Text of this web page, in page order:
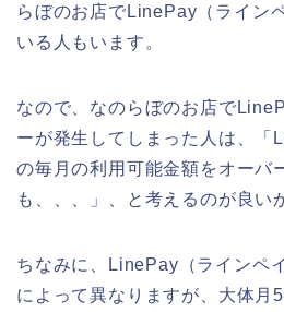
らぼのお店でLinePay（ライン
いる人もいます。
なので、なのらぼのお店で
ーが発生してしまった人は、「
の毎月の利用可能金額をオーバ
も、、、」、と考えるのが良い
ちなみに、LinePay（ラインペ
によって異なりますが、大体月